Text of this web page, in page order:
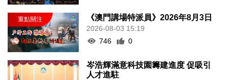
《澳門講場特派員》2026年8月3日
2026-08-03 15:19
746
0
岑浩輝滿意科技園籌建進度 促吸引
人才進駐